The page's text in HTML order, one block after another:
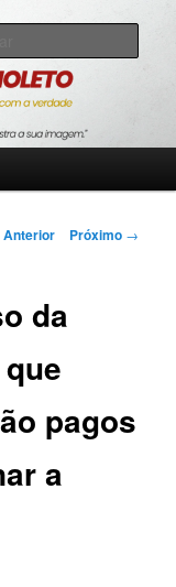
Anterior Próximo →
da
pagos
a